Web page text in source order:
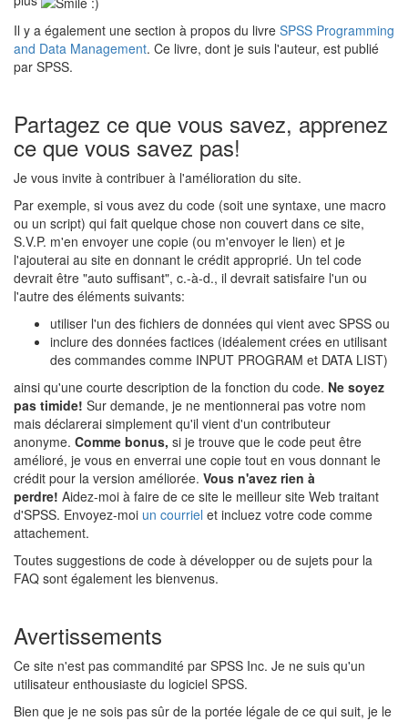
Il y a également une section à propos du livre SPSS Programming
and Data Management. Ce livre, dont je suis l'auteur, est publié
par SPSS.
Partagez ce que vous savez, apprenez
ce que vous savez pas!
Je vous invite à contribuer à l'amélioration du site.
Par exemple, si vous avez du code (soit une syntaxe, une macro
ou un script) qui fait quelque chose non couvert dans ce site,
S.V.P. m'en envoyer une copie (ou m'envoyer le lien) et je
l'ajouterai au site en donnant le crédit approprié. Un tel code
devrait être "auto suffisant", c.-à-d., il devrait satisfaire l'un ou
l'autre des éléments suivants:
utiliser l'un des fichiers de données qui vient avec SPSS ou
inclure des données factices (idéalement crées en utilisant
des commandes comme INPUT PROGRAM et DATA LIST)
ainsi qu'une courte description de la fonction du code. Ne soyez
pas timide! Sur demande, je ne mentionnerai pas votre nom
mais déclarerai simplement qu'il vient d'un contributeur
anonyme. Comme bonus, si je trouve que le code peut être
amélioré, je vous en enverrai une copie tout en vous donnant le
crédit pour la version améliorée. Vous n'avez rien à
perdre! Aidez-moi à faire de ce site le meilleur site Web traitant
d'SPSS. Envoyez-moi un courriel et incluez votre code comme
attachement.
Toutes suggestions de code à développer ou de sujets pour la
FAQ sont également les bienvenus.
Avertissements
Ce site n'est pas commandité par SPSS Inc. Je ne suis qu'un
utilisateur enthousiaste du logiciel SPSS.
Bien que je ne sois pas sûr de la portée légale de ce qui suit, je le